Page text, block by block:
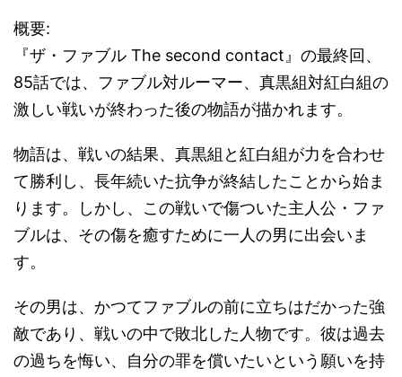
概要:
『ザ・ファブル The second contact』の最終回、
85話では、ファブル対ルーマー、真黒組対紅白組の
激しい戦いが終わった後の物語が描かれます。
物語は、戦いの結果、真黒組と紅白組が力を合わせ
て勝利し、長年続いた抗争が終結したことから始ま
ります。しかし、この戦いで傷ついた主人公・ファ
ブルは、その傷を癒すために一人の男に出会いま
す。
その男は、かつてファブルの前に立ちはだかった強
敵であり、戦いの中で敗北した人物です。彼は過去
の過ちを悔い、自分の罪を償いたいという願いを持